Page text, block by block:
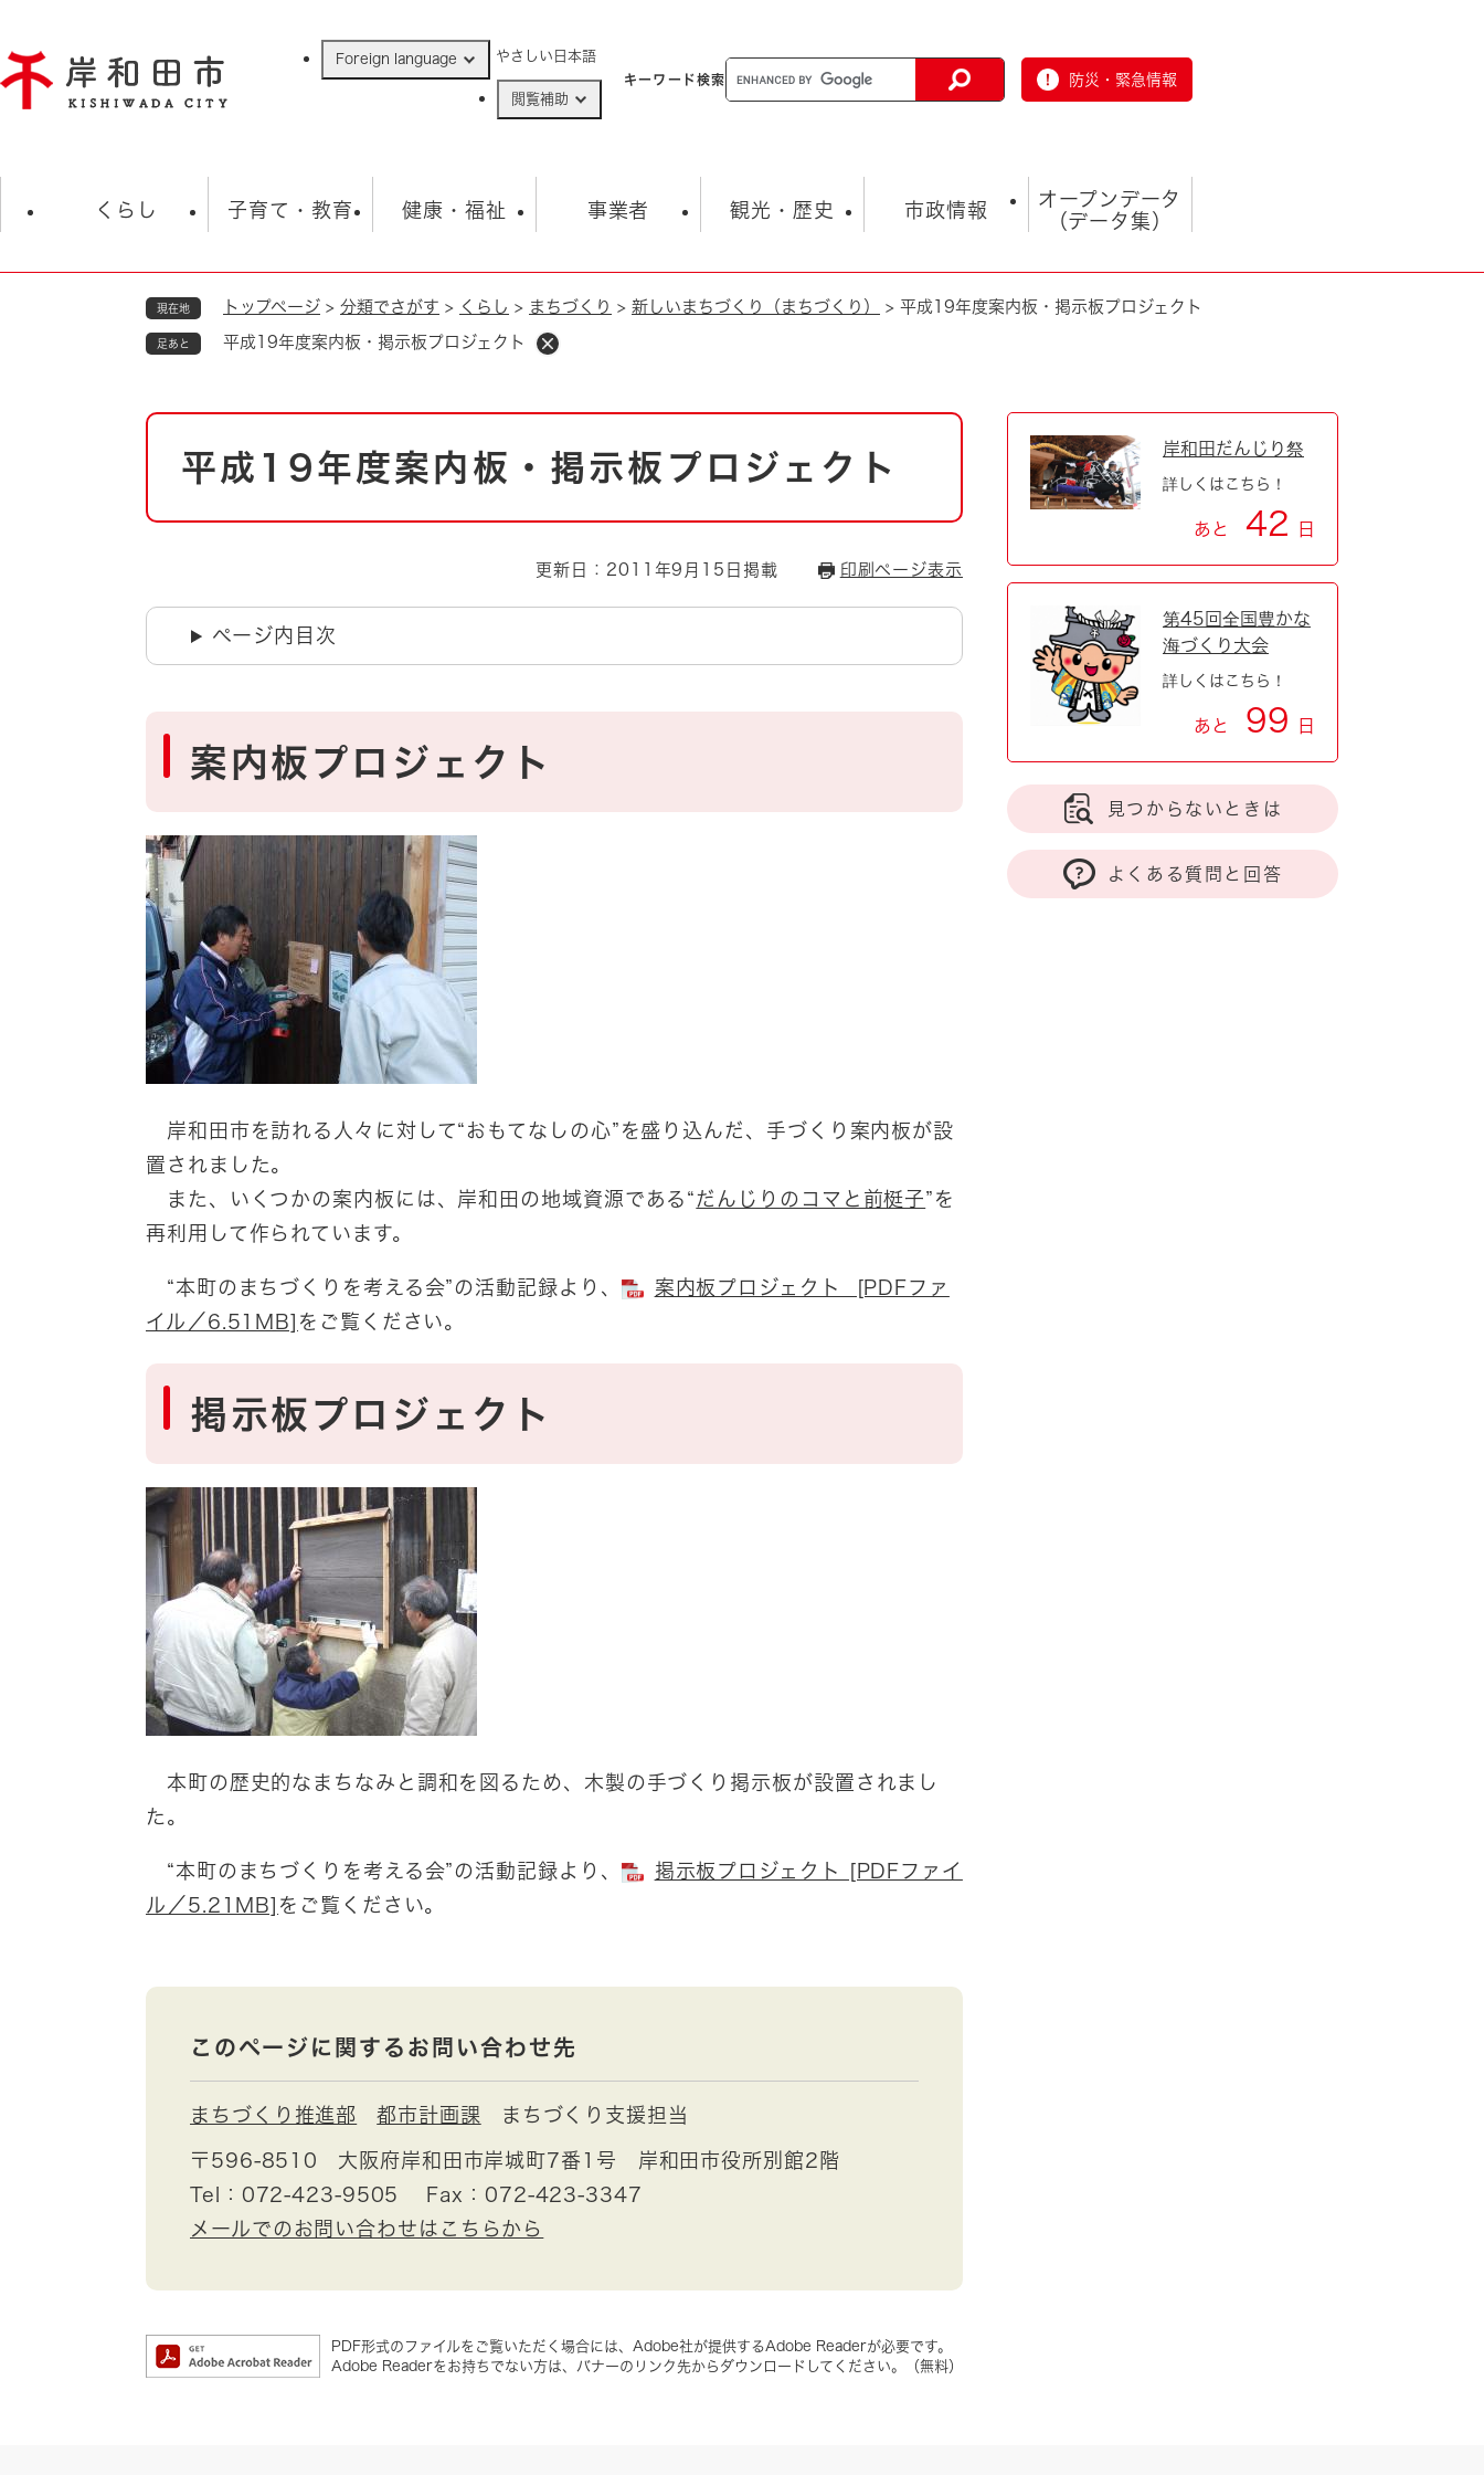
ジ
の
Foreign language やさしい日本語
閲覧補助
キーワード検索 防災・緊急情報
くらし
住民票・戸籍
ごみ・衛生・動物 救急・消防
防災・防犯 上水道・下水道
自然・環境・公園
男女共同参画
地域コミュニティ・ボラン
子育て・教育
学校 子育て
健康・福祉
福祉・健康・生活 生涯学習・スポーツ
事業者
入札・契約情報 まちづくり・協働
環境 福祉・介護
観光・歴史
観光 観光スポット
市政情報
市の概要 総合計画
市政 職員採用情報
市役所・施設の案内
オープンデータ
（データ集）
オープンデータ
現在地 トップページ > 分類でさがす > くらし > まちづくり > 新しいまちづくり（まちづくり） > 平成19年度案内板・掲示板プロジェクト
足あと 平成19年度案内板・掲示板プロジェクト
本
平成19年度案内板・掲示板プロジェクト
更新日：2011年9月15日掲載 印刷ページ表示
ページ内目次
案内板プロジェクト
岸和田市を訪れる人々に対して“おもてなしの心”を盛り込んだ、手づくり案内板が設
置されました。
また、いくつかの案内板には、岸和田の地域資源である“だんじりのコマと前梃子”を
再利用して作られています。
“本町のまちづくりを考える会”の活動記録より、
案内板プロジェクト [PDFファ
イル／6.51MB] をご覧ください。
掲示板プロジェクト
本町の歴史的なまちなみと調和を図るため、木製の手づくり掲示板が設置されまし
た。
“本町のまちづくりを考える会”の活動記録より、
掲示板プロジェクト [PDFファイ
ル／5.21MB] をご覧ください。
このページに関するお問い合わせ先
まちづくり推進部 都市計画課 まちづくり支援担当
〒596-8510
大阪府岸和田市岸城町7番1号 岸和田市役所別館2階
Tel：072-423-9505
Fax：072-423-3347
メールでのお問い合わせはこちらから
PDF形式のファイルをご覧いただく場合には、Adobe社が提供するAdobe Readerが必要です。
Adobe Readerをお持ちでない方は、バナーのリンク先からダウンロードしてください。（無料）
岸和田だんじり祭
詳しくはこちら！
あと 42 日
第45回全国豊かな
海づくり大会
詳しくはこちら！
あと 99 日
見つからないときは
よくある質問と回答